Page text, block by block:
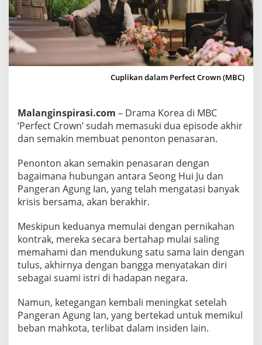
h
r
,
I
n
t
r
k
S
u
D
r
a
k
r
'
P
Cuplikan dalam Perfect Crown (MBC)
Malanginspirasi.com – Drama Korea di MBC
‘Perfect Crown’ sudah memasuki dua episode akhir
dan semakin membuat penonton penasaran.
Penonton akan semakin penasaran dengan
bagaimana hubungan antara Seong Hui Ju dan
Pangeran Agung Ian, yang telah mengatasi banyak
krisis bersama, akan berakhir.
Meskipun keduanya memulai dengan pernikahan
kontrak, mereka secara bertahap mulai saling
memahami dan mendukung satu sama lain dengan
tulus, akhirnya dengan bangga menyatakan diri
sebagai suami istri di hadapan negara.
Namun, ketegangan kembali meningkat setelah
Pangeran Agung Ian, yang bertekad untuk memikul
beban mahkota, terlibat dalam insiden lain.